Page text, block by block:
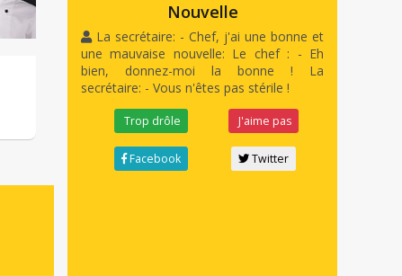
Nouvelle
La secrétaire: - Chef, j'ai une bonne et
une mauvaise nouvelle: Le chef : - Eh
bien, donnez-moi la bonne ! La
secrétaire: - Vous n'êtes pas stérile !
Trop drôle
Facebook
J'aime pas
Twitter